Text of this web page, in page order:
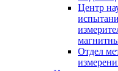
Центр
Отдел